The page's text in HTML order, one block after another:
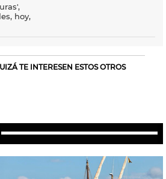
hoy,
TE INTERESEN ESTOS OTROS